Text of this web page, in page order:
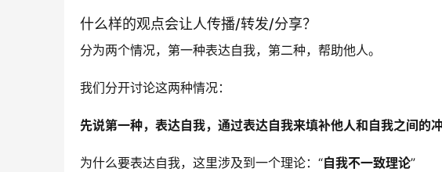
什么样的观点会让人传播/转发/分享？
分为两个情况，第一种表达自我，第二种，帮助他人。
我们分开讨论这两种情况：
先说第一种，表达自我，通过表达自我来填补他人和自我之间的
为什么要表达自我，这里涉及到一个理论：“自我不一致理论”